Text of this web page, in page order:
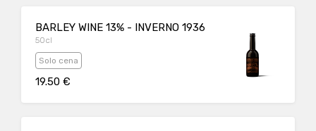
BARLEY WINE 13% - INVERNO 1936
50cl
Solo cena
19.50 €